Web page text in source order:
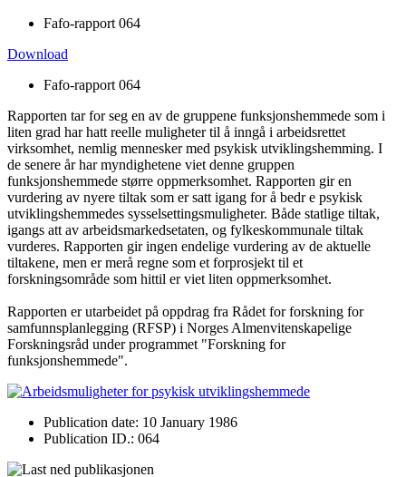
Fafo-rapport 064
Download
Fafo-rapport 064
Rapporten tar for seg en av de gruppene funksjonshemmede som i
liten grad har hatt reelle muligheter til å inngå i arbeidsrettet
virksomhet, nemlig mennesker med psykisk utviklingshemming. I
de senere år har myndighetene viet denne gruppen
funksjonshemmede større oppmerksomhet. Rapporten gir en
vurdering av nyere tiltak som er satt igang for å bedr e psykisk
utviklingshemmedes sysselsettingsmuligheter. Både statlige tiltak,
igangs att av arbeidsmarkedsetaten, og fylkeskommunale tiltak
vurderes. Rapporten gir ingen endelige vurdering av de aktuelle
tiltakene, men er merå regne som et forprosjekt til et
forskningsområde som hittil er viet liten oppmerksomhet.
Rapporten er utarbeidet på oppdrag fra Rådet for forskning for
samfunnsplanlegging (RFSP) i Norges Almenvitenskapelige
Forskningsråd under programmet "Forskning for
funksjonshemmede".
Publication date: 10 January 1986
Publication ID.: 064